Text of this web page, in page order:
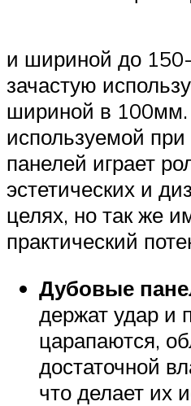
и шириной до
зачастую
шириной в
используемой при
панелей играет
эстетических и
целях, но так же
практический
Дубовые
держат удар и
царапаются,
достаточной
что делает их